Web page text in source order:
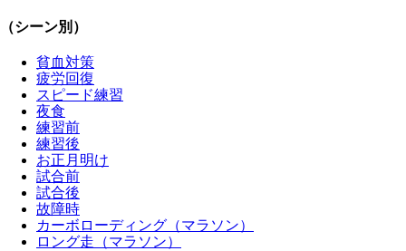
（シーン別）
貧血対策
疲労回復
スピード練習
夜食
練習前
練習後
お正月明け
試合前
試合後
故障時
カーボローディング（マラソン）
ロング走（マラソン）